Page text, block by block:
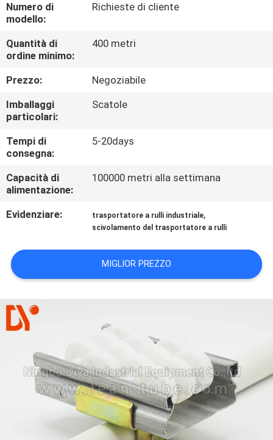
CONTROLLO
DI
QUALITÀ
CONTATTICI
NOTIZIE
CASI
RICHIEDA
CITAZIONE
MAPPA
DEL
SITO
PRIVACY
POLICY
Numero di
modello:
Richieste di cliente
Quantità di
ordine minimo:
400 metri
Prezzo:
Negoziabile
Imballaggi
particolari:
Scatole
Tempi di
consegna:
5-20days
Capacità di
alimentazione:
100000 metri alla settimana
Evidenziare: trasportatore a rulli industriale,
scivolamento del trasportatore a rulli
MIGLIOR PREZZO